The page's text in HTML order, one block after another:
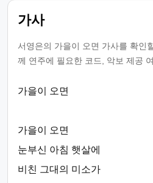
가사
서영은의 가을이 오면 가사를 확인
께 연주에 필요한 코드, 악보 제공
가을이 오면
가을이 오면
눈부신 아침 햇살에
비친 그대의 미소가